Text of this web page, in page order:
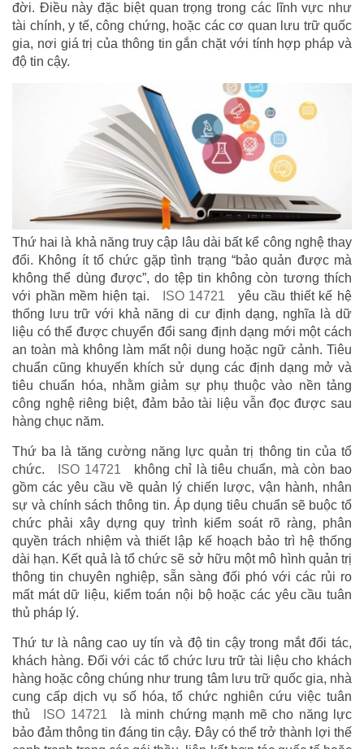
đời. Điều này đặc biệt quan trọng trong các lĩnh vực như
tài chính, y tế, công chứng, hoặc các cơ quan lưu trữ quốc
gia, nơi giá trị của thông tin gắn chặt với tính hợp pháp và
độ tin cậy.
Thứ hai là khả năng truy cập lâu dài bất kể công nghệ thay
đổi. Không ít tổ chức gặp tình trạng “bảo quản được mà
không thể dùng được”, do tệp tin không còn tương thích
với phần mềm hiện tại.
ISO 14721
yêu cầu thiết kế hệ
thống lưu trữ với khả năng di cư định dạng, nghĩa là dữ
liệu có thể được chuyển đổi sang định dạng mới một cách
an toàn mà không làm mất nội dung hoặc ngữ cảnh. Tiêu
chuẩn cũng khuyến khích sử dụng các định dạng mở và
tiêu chuẩn hóa, nhằm giảm sự phụ thuộc vào nền tảng
công nghệ riêng biệt, đảm bảo tài liệu vẫn đọc được sau
hàng chục năm.
Thứ ba là tăng cường năng lực quản trị thông tin của tổ
chức.
ISO 14721
không chỉ là tiêu chuẩn, mà còn bao
gồm các yêu cầu về quản lý chiến lược, vận hành, nhân
sự và chính sách thông tin. Áp dụng tiêu chuẩn sẽ buộc tổ
chức phải xây dựng quy trình kiểm soát rõ ràng, phân
quyền trách nhiệm và thiết lập kế hoạch bảo trì hệ thống
dài hạn. Kết quả là tổ chức sẽ sở hữu một mô hình quản trị
thông tin chuyên nghiệp, sẵn sàng đối phó với các rủi ro
mất mát dữ liệu, kiểm toán nội bộ hoặc các yêu cầu tuân
thủ pháp lý.
Thứ tư là nâng cao uy tín và độ tin cậy trong mắt đối tác,
khách hàng. Đối với các tổ chức lưu trữ tài liệu cho khách
hàng hoặc công chúng như trung tâm lưu trữ quốc gia, nhà
cung cấp dịch vụ số hóa, tổ chức nghiên cứu việc tuân
thủ
ISO 14721
là minh chứng mạnh mẽ cho năng lực
bảo đảm thông tin đáng tin cậy. Đây có thể trở thành lợi thế